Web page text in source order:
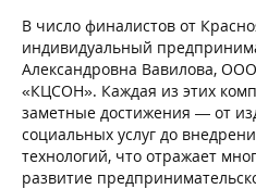
В число финалистов от
индивидуальный
Александровна Вавилова,
«КЦСОН». Каждая из этих
заметные достижения — от
социальных услуг до
технологий, что отражает
развитие